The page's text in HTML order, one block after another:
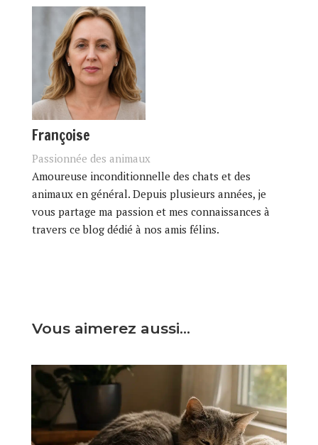
Françoise
Passionnée des animaux
Amoureuse inconditionnelle des chats et des
animaux en général. Depuis plusieurs années, je
vous partage ma passion et mes connaissances à
travers ce blog dédié à nos amis félins.
Vous aimerez aussi…